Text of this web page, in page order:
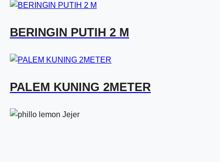
BERINGIN PUTIH 2 M
PALEM KUNING 2METER